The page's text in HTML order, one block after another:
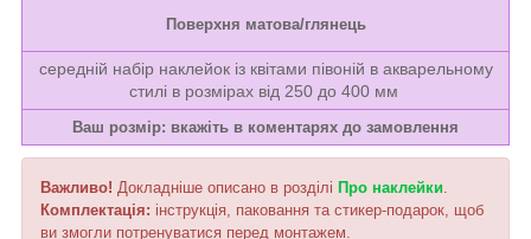
Поверхня матова/глянець
середній набір наклейок із квітами півоній в акварельному
стилі в розмірах від 250 до 400 мм
Ваш розмір: вкажіть в коментарях до замовлення
Важливо! Докладніше описано в розділі Про наклейки.
Комплектація: інструкція, паковання та стикер-подарок, щоб
ви змогли потренуватися перед монтажем.